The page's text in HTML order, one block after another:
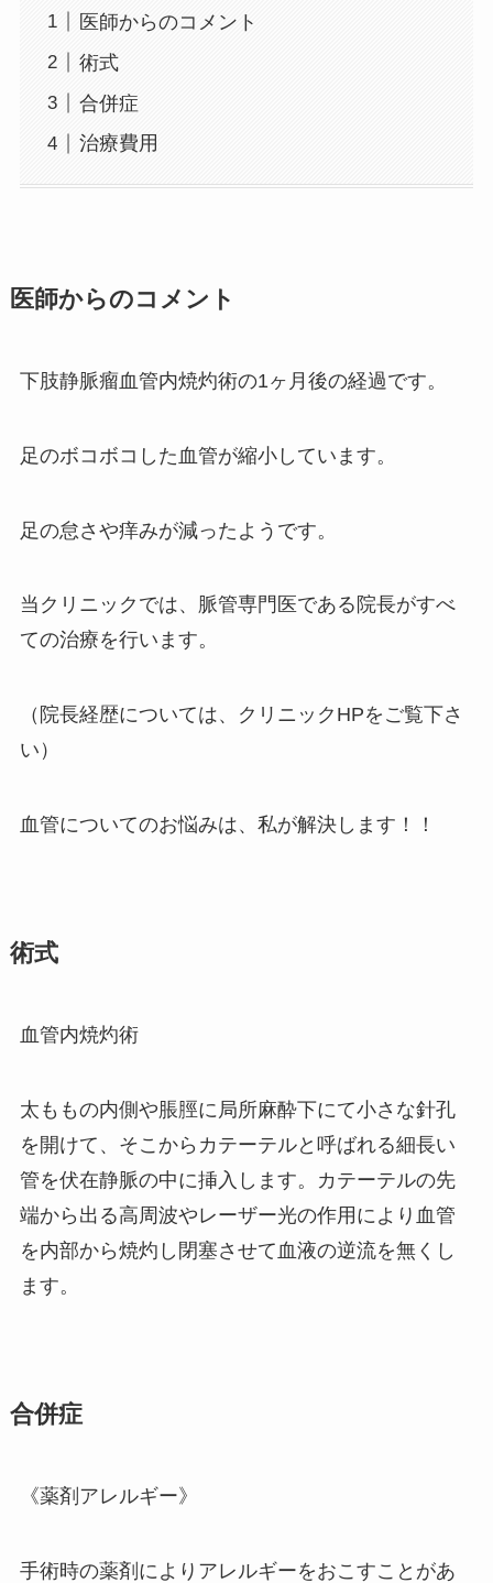
医師からのコメント
術式
合併症
治療費用
医師からのコメント
下肢静脈瘤血管内焼灼術の1ヶ月後の経過です。
足のボコボコした血管が縮小しています。
足の怠さや痒みが減ったようです。
当クリニックでは、脈管専門医である院長がすべ
ての治療を行います。
（院長経歴については、クリニックHPをご覧下さ
い）
血管についてのお悩みは、私が解決します！！
術式
血管内焼灼術
太ももの内側や脹脛に局所麻酔下にて小さな針孔
を開けて、そこからカテーテルと呼ばれる細長い
管を伏在静脈の中に挿入します。カテーテルの先
端から出る高周波やレーザー光の作用により血管
を内部から焼灼し閉塞させて血液の逆流を無くし
ます。
合併症
《薬剤アレルギー》
手術時の薬剤によりアレルギーをおこすことがあ